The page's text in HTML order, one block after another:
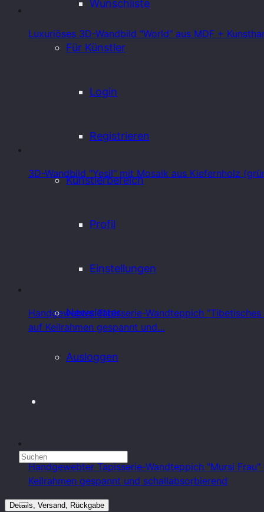
Wunschliste
Für Künstler
Login
Registrieren
Künstlerbereich
Profil
Einstellungen
Newsletter
Ausloggen
Luxuriöses 3D-Wandbild "World" aus MDF +
3D-Wandbild "Yesil" mit Mosaik aus Kiefernholz
Handgewebter Tapisserie-Wandteppich
auf Keilrahmen gespannt und…
Handgewebter Tapisserie-Wandteppich "Mursi
Keilrahmen gespannt und schallabsorbierend
Details, Versand, Rückgabe